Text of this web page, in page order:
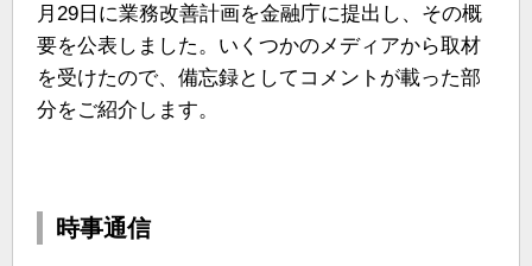
月29日に業務改善計画を金融庁に提出し、その概
要を公表しました。いくつかのメディアから取材
を受けたので、備忘録としてコメントが載った部
分をご紹介します。
時事通信